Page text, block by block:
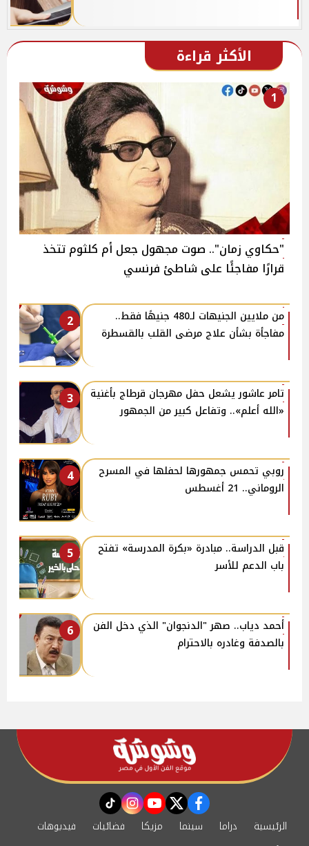
الأكثر قراءة
1
"حكاوي زمان".. صوت مجهول جعل أم كلثوم تتخذ
قرارًا مفاجئًا على شاطئ فرنسي
2
من ملايين الجنيهات لـ480 جنيهًا فقط..
مفاجأة بشأن علاج مرضى القلب بالقسطرة
3
تامر عاشور يشعل حفل مهرجان قرطاج بأغنية
«الله أعلم».. وتفاعل كبير من الجمهور
4
روبي تحمس جمهورها لحفلها في المسرح
الروماني.. 21 أغسطس
5
قبل الدراسة.. مبادرة «بكرة المدرسة» تفتح
باب الدعم للأسر
6
أحمد دياب.. صهر "الدنجوان" الذي دخل الفن
بالصدفة وغادره بالاحترام
facebook
twitter
youtube
instagram
tiktok
الرئيسية دراما سينما مزيكا فضائيات
فيديوهات